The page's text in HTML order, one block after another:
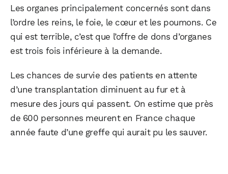
Les organes principalement concernés sont dans
l’ordre les reins, le foie, le cœur et les poumons. Ce
qui est terrible, c’est que l’offre de dons d’organes
est trois fois inférieure à la demande.
Les chances de survie des patients en attente
d’une transplantation diminuent au fur et à
mesure des jours qui passent. On estime que près
de 600 personnes meurent en France chaque
année faute d’une greffe qui aurait pu les sauver.